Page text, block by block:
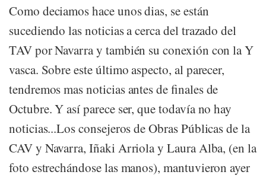
Como deciamos hace unos dias, se están
sucediendo las noticias a cerca del trazado del
TAV por Navarra y también su conexión con la Y
vasca. Sobre este último aspecto, al parecer,
tendremos mas noticias antes de finales de
Octubre. Y así parece ser, que todavía no hay
noticias...Los consejeros de Obras Públicas de la
CAV y Navarra, Iñaki Arriola y Laura Alba, (en la
foto estrechándose las manos), mantuvieron ayer